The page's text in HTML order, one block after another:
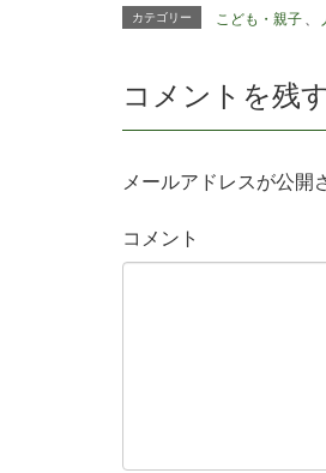
カテゴリー こども・親子 、
コメントを残
メールアドレスが公開
コメント